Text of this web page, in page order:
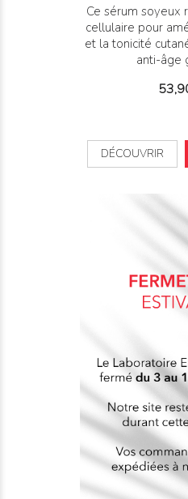
Ce sérum soyeux
cellulaire pour
et la tonicité
anti-âge
Prix
DÉCOUVRIR